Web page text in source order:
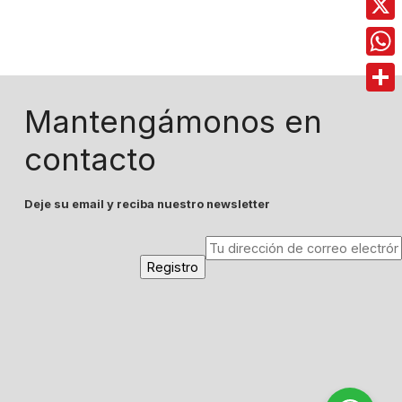
Mantengámonos en
contacto
Deje su email y reciba nuestro newsletter
X